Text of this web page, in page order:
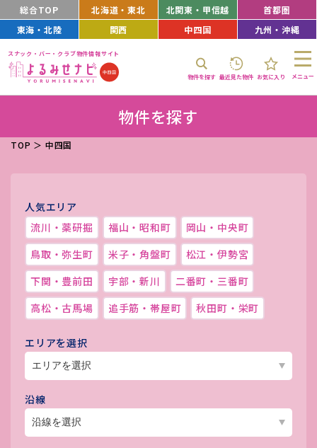
総合TOP 北海道・東北 北関東・甲信越
首都圏
東海・北陸
関西 中四国 九州・沖縄
スナック・バー・クラブ物件情報サイト
物件を探す 最近見た物件 お気に入り メニュー
物件を探す
TOP ＞ 中四国
人気エリア
流川・薬研掘
福山・昭和町
岡山・中央町
鳥取・弥生町
米子・角盤町
松江・伊勢宮
下関・豊前田
宇部・新川
二番町・三番町
高松・古馬場
追手筋・帯屋町 秋田町・栄町
エリアを選択
沿線